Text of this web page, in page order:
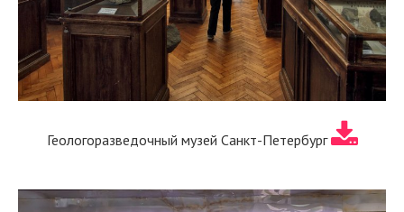
Геологоразведочный музей Санкт-Петербург